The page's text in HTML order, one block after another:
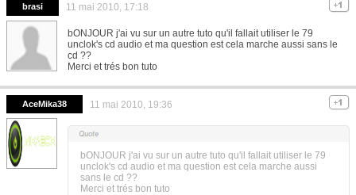
brasi 11 mai 2010, 17:18
bONJOUR j'ai vu sur un autre tuto qu'il fallait utiliser le 79
unclok's cd audio et ma question est cela marche aussi sans le
cd ??
Merci et trés bon tuto
AceMika38 11 mai 2010, 19:36
bONJOUR j'ai vu sur un autre tuto qu'il fallait utiliser le 79
unclok's cd audio et ma question est cela marche aussi
sans le cd ??
Merci et trés bon tuto